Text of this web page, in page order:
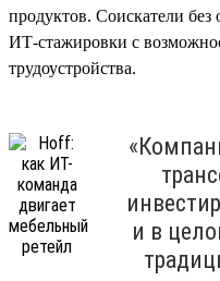
продуктов. Соискатели
ИТ-стажировки с
трудоустройства.
и в